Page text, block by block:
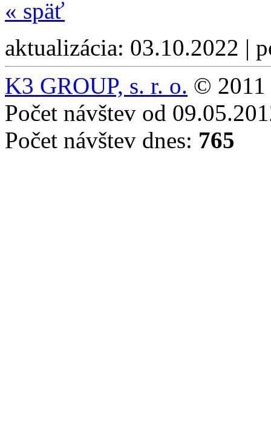
« späť
aktualizácia: 03.10.2022 |
K3 GROUP, s. r. o. © 2011
Počet návštev od
Počet návštev dnes: 765